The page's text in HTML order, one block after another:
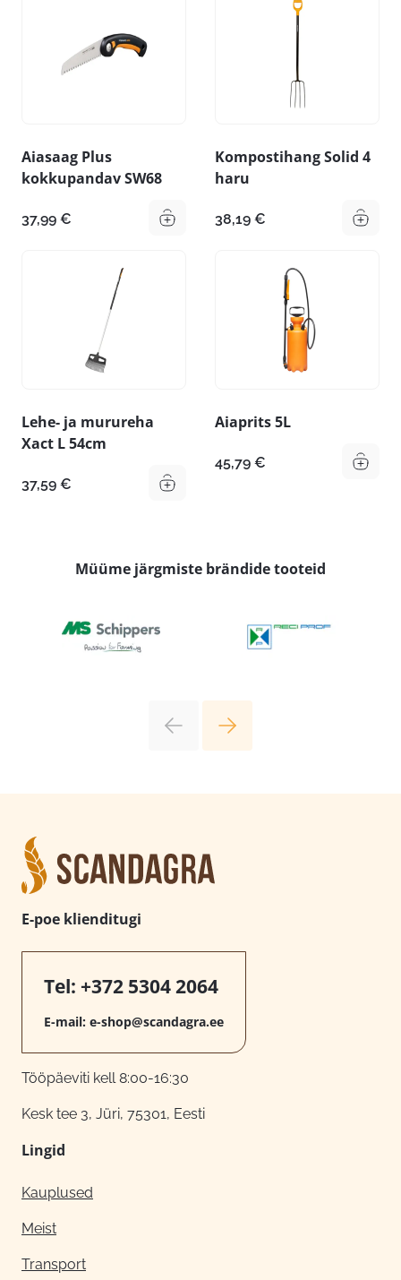
Aiasaag Plus
kokkupandav SW68
37,99 €
Kompostihang Solid 4
haru
38,19 €
Lehe- ja murureha
Xact L 54cm
37,59 €
Aiaprits 5L
45,79 €
Müüme järgmiste brändide tooteid
E-poe klienditugi
Tel: +372 5304 2064
E-mail: e-shop@scandagra.ee
Tööpäeviti kell 8:00-16:30
Kesk tee 3, Jüri, 75301, Eesti
Lingid
Kauplused
Meist
Transport